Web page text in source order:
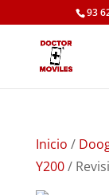
93
Inicio /
Y200/